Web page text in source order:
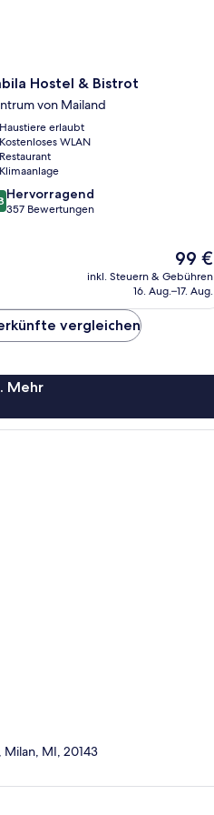
Hostel & Bistrot
von Mailand
Haustiere erlaubt
Kostenloses WLAN
Restaurant
Klimaanlage
Hervorragend
357 Bewertungen
Der
Preis
beträgt
99 €
inkl. Steuern & Gebühren
16. Aug.–17. Aug.
vergleichen
Mehr
Milan, MI, 20143